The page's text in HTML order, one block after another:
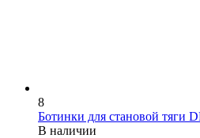
8
Ботинки для становой тяги
В наличии